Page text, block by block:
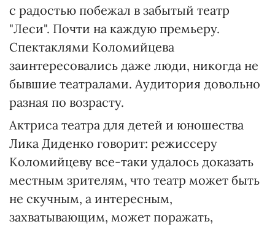
с радостью побежал в забытый театр
"Леси". Почти на каждую премьеру.
Спектаклями Коломийцева
заинтересовались даже люди, никогда не
бывшие театралами. Аудитория довольно
разная по возрасту.
Актриса театра для детей и юношества
Лика Диденко говорит: режиссеру
Коломийцеву все-таки удалось доказать
местным зрителям, что театр может быть
не скучным, а интересным,
захватывающим, может поражать,